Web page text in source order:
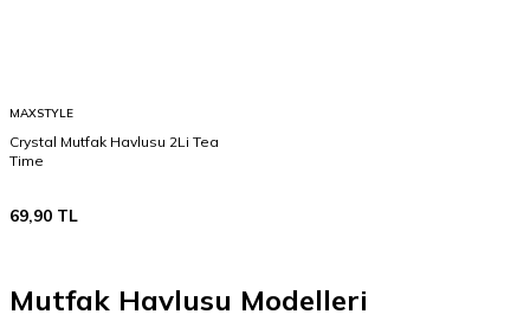
MAXSTYLE
Crystal Mutfak Havlusu 2Li Tea
Time
69,90 TL
Mutfak Havlusu Modelleri